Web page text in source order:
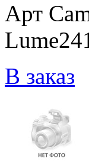
Арт
В заказ